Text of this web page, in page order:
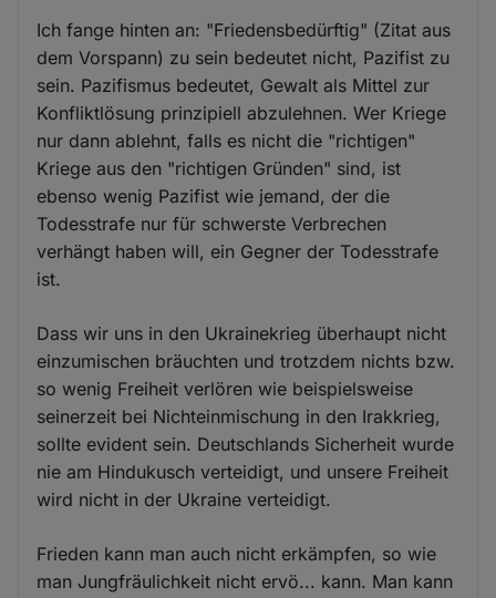
Ich fange hinten an: "Friedensbedürftig" (Zitat aus
dem Vorspann) zu sein bedeutet nicht, Pazifist zu
sein. Pazifismus bedeutet, Gewalt als Mittel zur
Konfliktlösung prinzipiell abzulehnen. Wer Kriege
nur dann ablehnt, falls es nicht die "richtigen"
Kriege aus den "richtigen Gründen" sind, ist
ebenso wenig Pazifist wie jemand, der die
Todesstrafe nur für schwerste Verbrechen
verhängt haben will, ein Gegner der Todesstrafe
ist.
Dass wir uns in den Ukrainekrieg überhaupt nicht
einzumischen bräuchten und trotzdem nichts bzw.
so wenig Freiheit verlören wie beispielsweise
seinerzeit bei Nichteinmischung in den Irakkrieg,
sollte evident sein. Deutschlands Sicherheit wurde
nie am Hindukusch verteidigt, und unsere Freiheit
wird nicht in der Ukraine verteidigt.
Frieden kann man auch nicht erkämpfen, so wie
man Jungfräulichkeit nicht ervö... kann. Man kann